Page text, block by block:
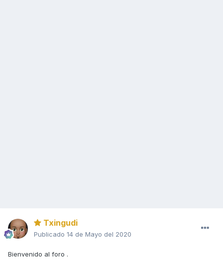
Txingudi
Publicado 14 de Mayo del 2020
Bienvenido al foro .